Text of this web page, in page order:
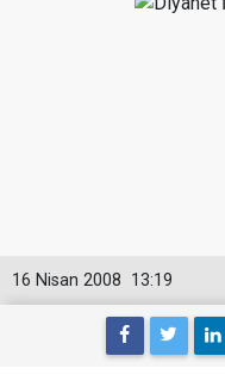
13:19
16 Nisan 2008